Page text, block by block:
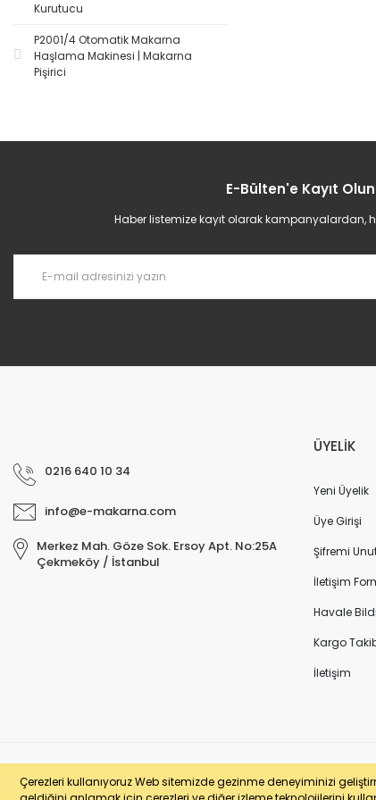
Çerezleri kullanıyoruz Web sitemizde gezinme deneyiminizi
Kurutucu
P2001/4 Otomatik Makarna
Haşlama Makinesi | Makarna
Pişirici
E-Bülten'e Kayıt Olun
Haber listemize kayıt olarak kampanyalardan,
0216 640 10 34
info@e-makarna.com
Merkez Mah. Göze Sok. Ersoy Apt. No:25A
Çekmeköy / İstanbul
ÜYELİK
Yeni Üyelik
Üye Girişi
Şifremi
İletişim
Havale
Kargo
İletişim
© e-makarna.com Tüm Hakları Saklıdır. Kredi kartı bilgileriniz